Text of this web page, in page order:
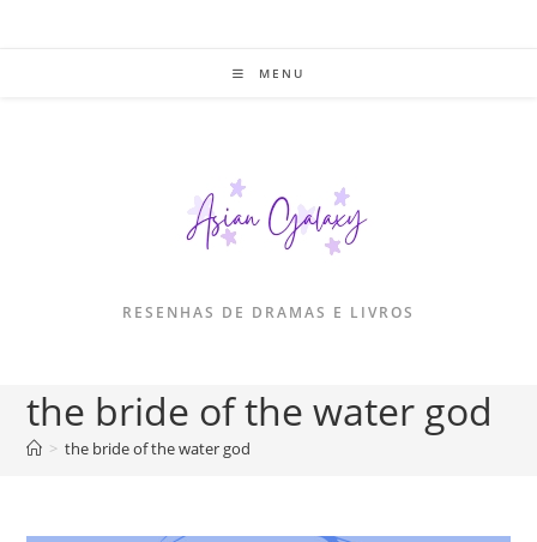
MENU
RESENHAS DE DRAMAS E LIVROS
the bride of the water god
> the bride of the water god